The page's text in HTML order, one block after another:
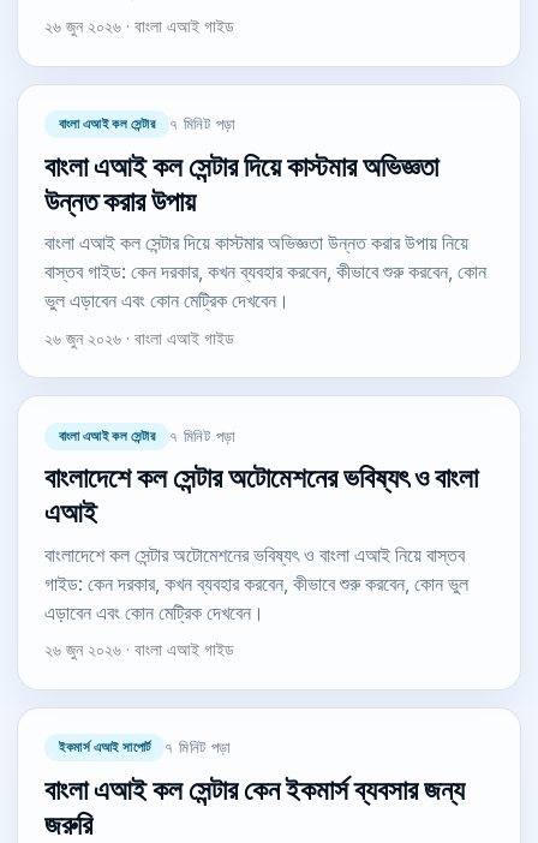
২৬ জুন ২০২৬ · বাংলা এআই গাইড
বাংলা এআই কল সেন্টার ৭ মিনিট পড়া
বাংলা এআই কল সেন্টার দিয়ে কাস্টমার অভিজ্ঞতা
উন্নত করার উপায়
বাংলা এআই কল সেন্টার দিয়ে কাস্টমার অভিজ্ঞতা উন্নত করার উপায় নিয়ে
বাস্তব গাইড: কেন দরকার, কখন ব্যবহার করবেন, কীভাবে শুরু করবেন, কোন
ভুল এড়াবেন এবং কোন মেট্রিক দেখবেন।
২৬ জুন ২০২৬ · বাংলা এআই গাইড
বাংলা এআই কল সেন্টার ৭ মিনিট পড়া
বাংলাদেশে কল সেন্টার অটোমেশনের ভবিষ্যৎ ও বাংলা
এআই
বাংলাদেশে কল সেন্টার অটোমেশনের ভবিষ্যৎ ও বাংলা এআই নিয়ে বাস্তব
গাইড: কেন দরকার, কখন ব্যবহার করবেন, কীভাবে শুরু করবেন, কোন ভুল
এড়াবেন এবং কোন মেট্রিক দেখবেন।
২৬ জুন ২০২৬ · বাংলা এআই গাইড
ইকমার্স এআই সাপোর্ট ৭ মিনিট পড়া
বাংলা এআই কল সেন্টার কেন ইকমার্স ব্যবসার জন্য
জরুরি